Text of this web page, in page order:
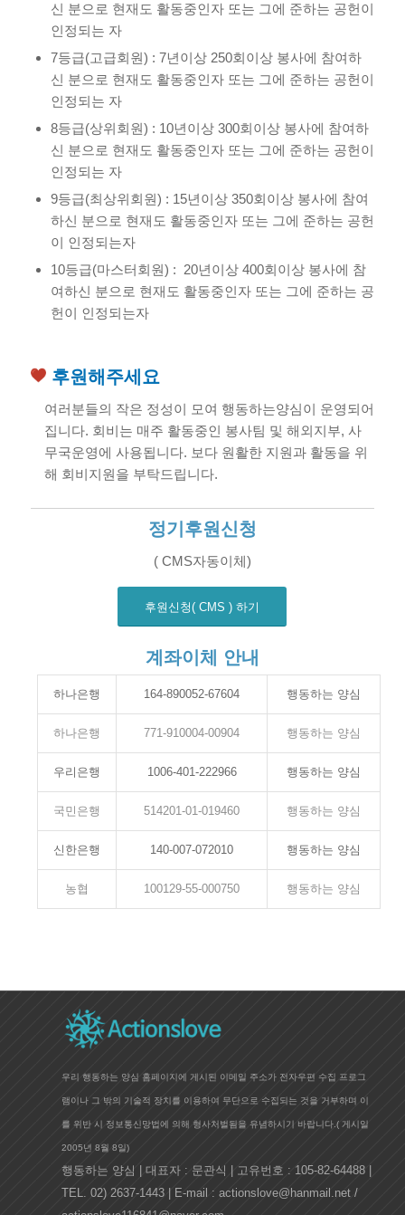
신 분으로 현재도 활동중인자 또는 그에 준하는 공헌이
인정되는 자
7등급(고급회원) : 7년이상 250회이상 봉사에 참여하
신 분으로 현재도 활동중인자 또는 그에 준하는 공헌이
인정되는 자
8등급(상위회원) : 10년이상 300회이상 봉사에 참여하
신 분으로 현재도 활동중인자 또는 그에 준하는 공헌이
인정되는 자
9등급(최상위회원) : 15년이상 350회이상 봉사에 참여
하신 분으로 현재도 활동중인자 또는 그에 준하는 공헌
이 인정되는자
10등급(마스터회원) : 20년이상 400회이상 봉사에 참
여하신 분으로 현재도 활동중인자 또는 그에 준하는 공
헌이 인정되는자
후원해주세요
여러분들의 작은 정성이 모여 행동하는양심이 운영되어
집니다. 회비는 매주 활동중인 봉사팀 및 해외지부, 사
무국운영에 사용됩니다. 보다 원활한 지원과 활동을 위
해 회비지원을 부탁드립니다.
정기후원신청
( CMS자동이체)
후원신청( CMS ) 하기
계좌이체 안내
하나은행 164-890052-67604 행동하는 양심
하나은행 771-910004-00904 행동하는 양심
우리은행 1006-401-222966 행동하는 양심
국민은행 514201-01-019460 행동하는 양심
신한은행 140-007-072010 행동하는 양심
농협 100129-55-000750 행동하는 양심
우리 행동하는 양심 홈페이지에 게시된 이메일 주소가 전자우편 수집 프로그
램이나 그 밖의 기술적 장치를 이용하여 무단으로 수집되는 것을 거부하며 이
를 위반 시 정보통신망법에 의해 형사처벌됨을 유념하시기 바랍니다.( 게시일
2005년 8월 8일)
행동하는 양심 | 대표자 : 문관식 | 고유번호 : 105-82-64488 |
TEL. 02) 2637-1443 | E-mail : actionslove@hanmail.net /